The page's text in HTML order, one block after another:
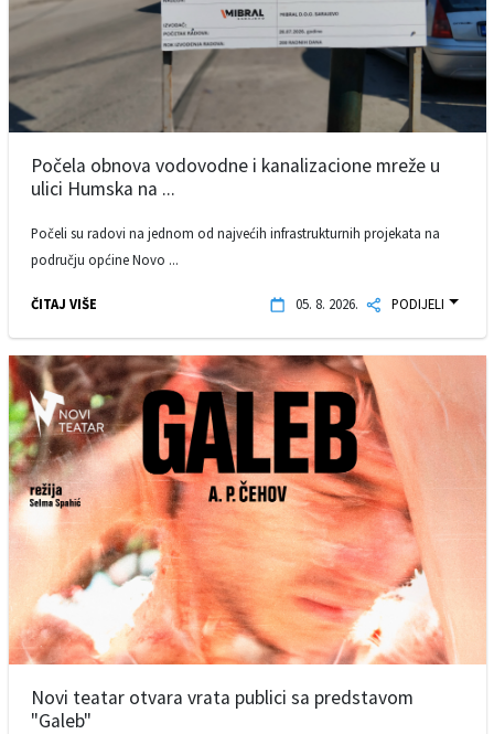
Počela obnova vodovodne i kanalizacione mreže u
ulici Humska na ...
Počeli su radovi na jednom od najvećih infrastrukturnih projekata na
području općine Novo ...
ČITAJ VIŠE 05. 8. 2026. PODIJELI
Novi teatar otvara vrata publici sa predstavom
"Galeb"